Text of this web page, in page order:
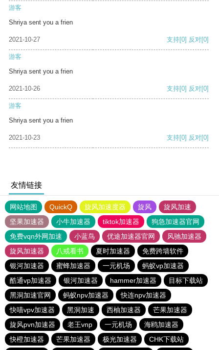
游客
Shriya sent you a frien
2021-10-27 支持[0] 反对[0]
游客
Shriya sent you a frien
2021-10-26 支持[0] 反对[0]
游客
Shriya sent you a frien
2021-10-23 支持[0] 反对[0]
友情链接
网站地图 QuickQ 旋风加速度器 旋风
旋风加速
坚果加速器
小牛加速器 tiktok加速器
狗急加速器官网
免费vqn外网加速
小蓝鸟 优途加速器官网
风驰加速器
旋风加速器
八戒看书 夏时加速器
免费跨墙软件
银河加速器
蜜蜂加速器 一元机场
蚂蚁vp加速器
酷通vp加速器
银河加速器 hammer加速器
目标下载站
黑洞加速官网
蚂蚁npv加速器
快连npv加速器
快喵vpv加速器
黑洞加速 西柚加速器
芒果加速器
旋风pvn加速器
老王vnp 一元机场
海鸥加速器
快橙加速器
芒果加速器 极光加速器 CHK下载站